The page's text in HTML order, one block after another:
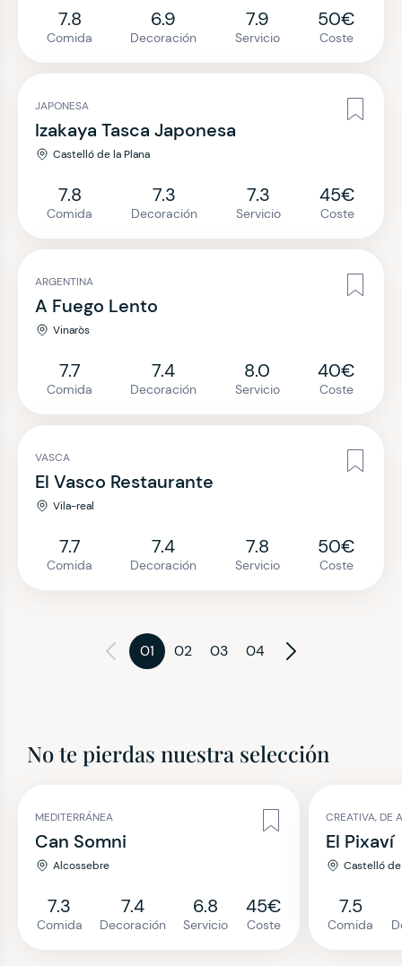
7.8
Comida
6.9
Decoración
7.9
Servicio
50€
Coste
JAPONESA
Izakaya Tasca Japonesa
Castelló de la Plana
7.8
Comida
7.3
Decoración
7.3
Servicio
45€
Coste
ARGENTINA
A Fuego Lento
Vinaròs
7.7
Comida
7.4
Decoración
8.0
Servicio
40€
Coste
VASCA
El Vasco Restaurante
Vila-real
7.7
Comida
7.4
Decoración
7.8
Servicio
50€
Coste
01 02 03 04
No te pierdas nuestra selección
MEDITERRÁNEA
Can Somni
Alcossebre
7.3
Comida
7.4
Decoración
6.8
Servicio
45€
Coste
CREATIVA, DE
El Pixaví
Castelló de
7.5
Comida